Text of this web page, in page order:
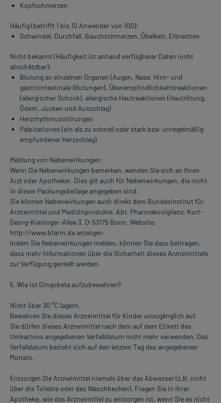
Kopfschmerzen
Häufig (betrifft 1 bis 10 Anwender von 100):
Schwindel, Durchfall, Bauchschmerzen, Übelkeit, Erbrechen
Nicht bekannt (Häufigkeit ist anhand verfügbarer Daten nicht
abschätzbar):
Blutung an einzelnen Organen (Augen, Nase, Hirn- und
gastrointestinale Blutungen), Überempfindlichkeitsreaktionen
(allergischer Schock), allergische Hautreaktionen (Hautrötung,
Ödem, Jucken und Ausschlag)
Herzrhythmusstörungen
Palpitationen (ein als zu schnell oder stark bzw. unregelmäßig
empfundener Herzschlag)
Meldung von Nebenwirkungen:
Wenn Sie Nebenwirkungen bemerken, wenden Sie sich an Ihren
Arzt oder Apotheker. Dies gilt auch für Nebenwirkungen, die nicht
in dieser Packungsbeilage angegeben sind.
Sie können Nebenwirkungen auch direkt dem Bundesinstitut für
Arzneimittel und Medizinprodukte, Abt. Pharmakovigilanz, Kurt-
Georg-Kiesinger-Allee 3, D-53175 Bonn, Website:
http://www.bfarm.de anzeigen
Indem Sie Nebenwirkungen melden, können Sie dazu beitragen,
dass mehr Informationen über die Sicherheit dieses Arzneimittels
zur Verfügung gestellt werden.
5. Wie ist Gingobeta aufzubewahren?
Nicht über 30 °C lagern.
Bewahren Sie dieses Arzneimittel für Kinder unzugänglich auf.
Sie dürfen dieses Arzneimittel nach dem auf dem Etikett des
Umkartons angegebenen Verfalldatum nicht mehr verwenden. Das
Verfalldatum bezieht sich auf den letzten Tag des angegebenen
Monats.
Entsorgen Sie Arzneimittel niemals über das Abwasser (z.B. nicht
über die Toilette oder das Waschbecken). Fragen Sie in Ihrer
Apotheke, wie das Arzneimittel zu entsorgen ist, wenn Sie es nicht